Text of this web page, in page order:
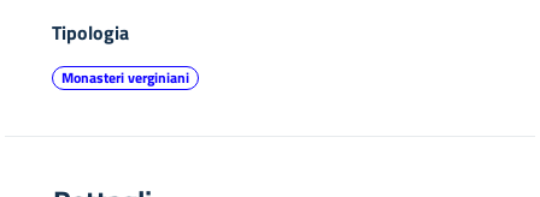
Tipologia
Monasteri verginiani